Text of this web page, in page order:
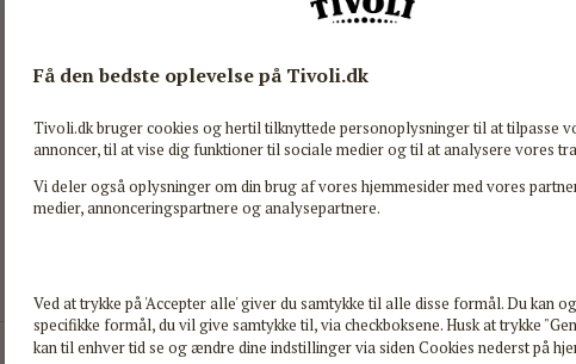
Gavekortet fremsendes med posten og kan
Bemærk, 35 kr. i forsendelses- og